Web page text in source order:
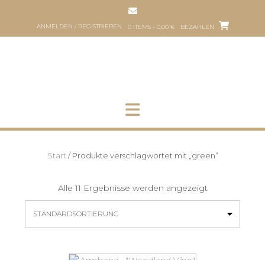
ANMELDEN / REGISTRIEREN 0 ITEMS - 0,00 € BEZAHLEN
Start / Produkte verschlagwortet mit „green“
Alle 11 Ergebnisse werden angezeigt